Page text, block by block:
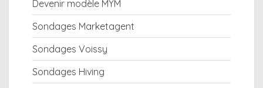
Devenir modèle MYM
Sondages Marketagent
Sondages Voissy
Sondages Hiving